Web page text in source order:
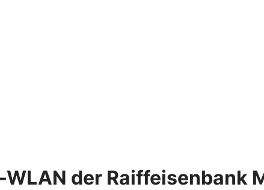
der Raiffeisenbank